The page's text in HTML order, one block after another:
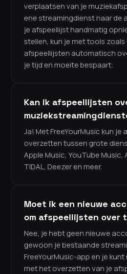
verplaatsen van je
ene streamingdienst naar de
je afspeellijst handmatig
stellen, kun je met tools zoals
afspeellijsten automatisch
je tijd en moeite bespaart.
Kan ik afspeellijsten
Ja! Met FreeYourMusic kun je
overzetten tussen grote
Apple Music, YouTube Music,
TIDAL, Deezer en meer.
Moet ik een nieuwe
om afspeellijsten over
Nee, je hebt geen nieuwe
gewoon je bestaande
FreeYourMusic-app en je
met het overzetten van je